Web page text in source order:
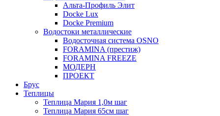
Альта-Профиль Элит
Docke Lux
Docke Premium
Водостоки металлические
Водосточная система OSNO
FORAMINA (престиж)
FORAMINA FREEZE
МОДЕРН
ПРОЕКТ
Брус
Теплицы
Теплица Мария 1,0м шаг
Теплица Мария 65см шаг